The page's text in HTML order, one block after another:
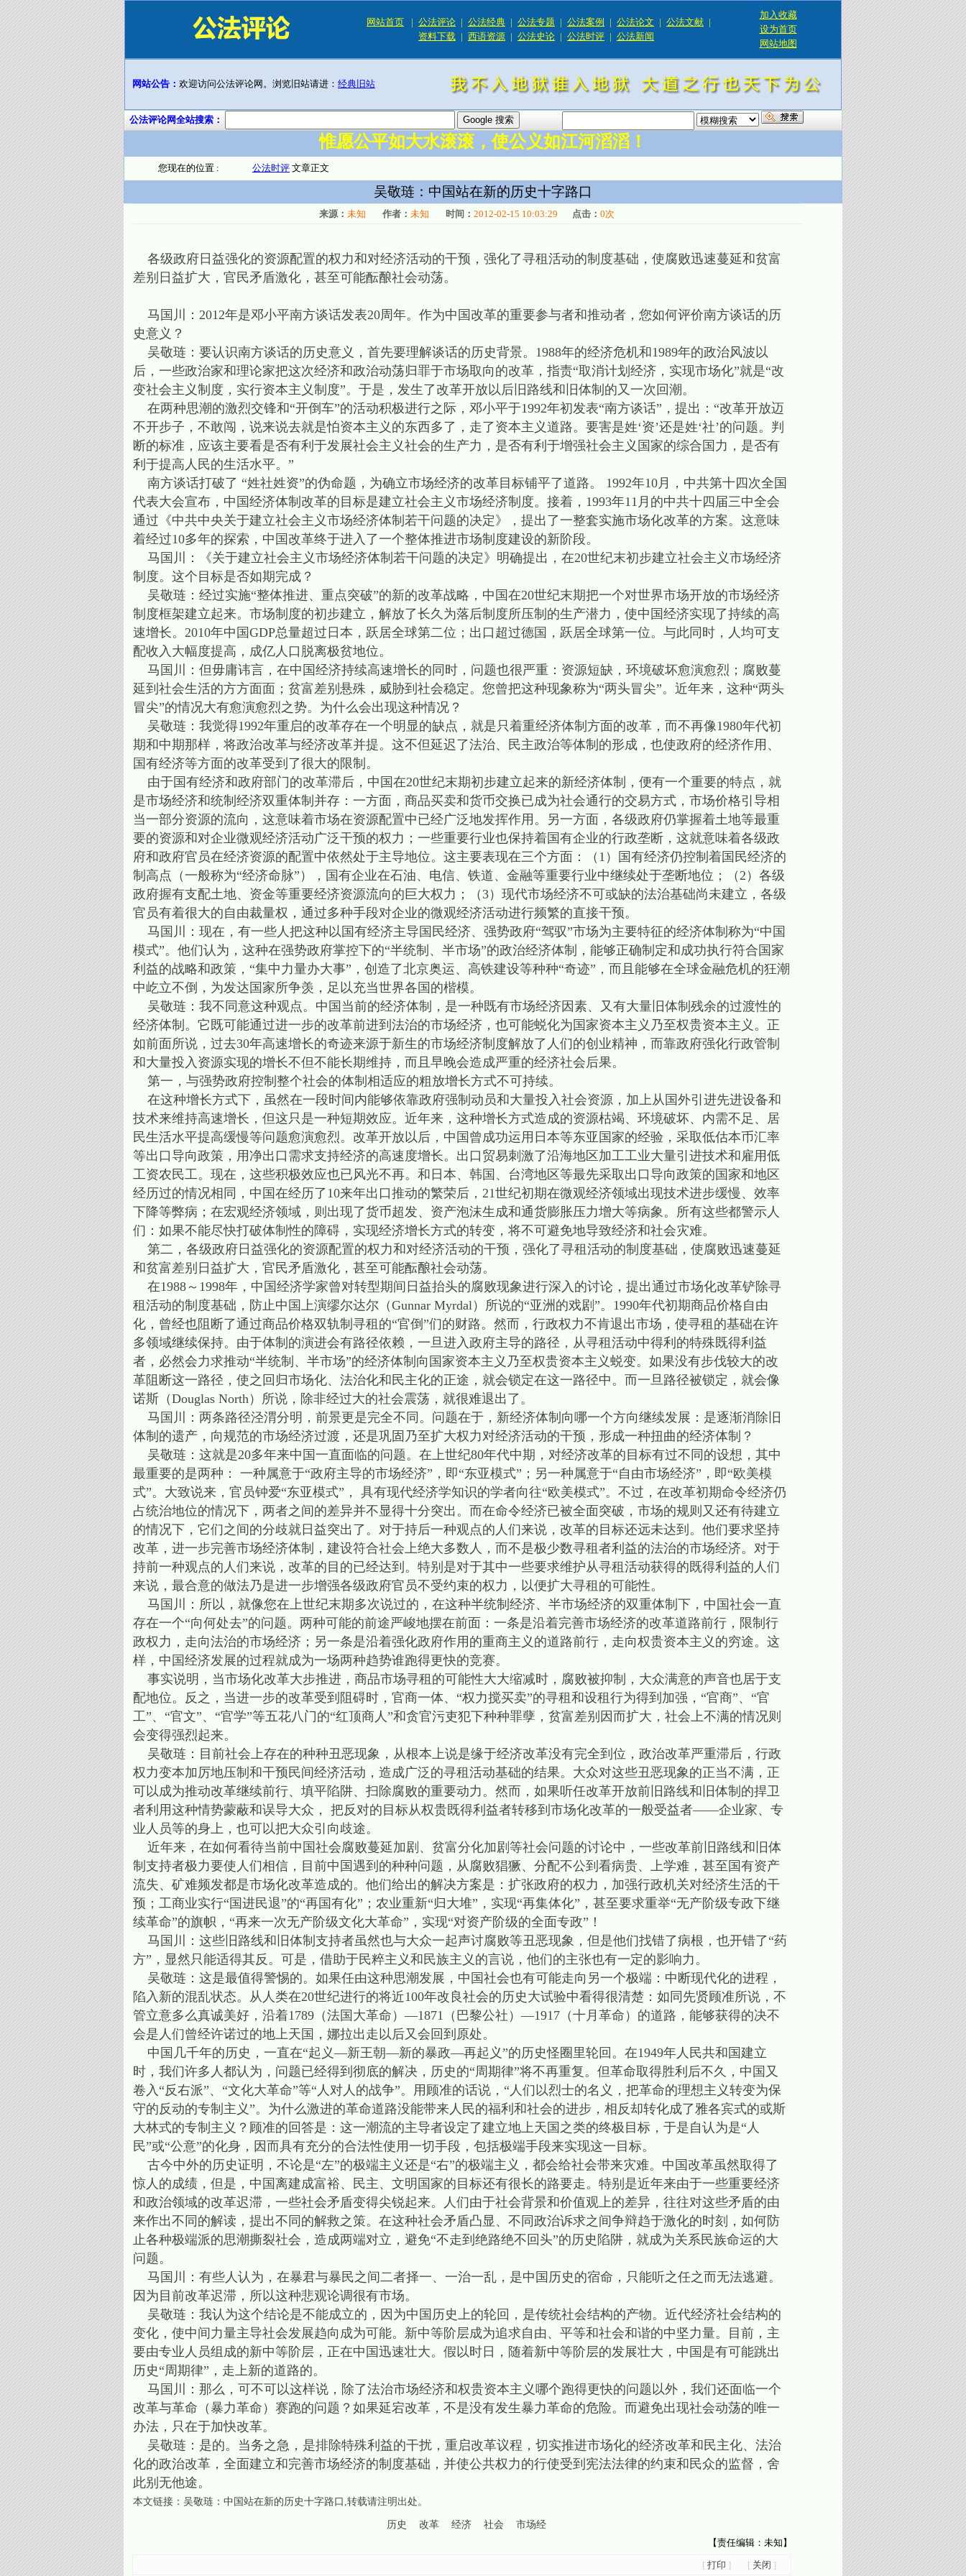
网站首页 | 公法评论 | 公法经典 | 公法专题 | 公法案例 | 公法论文 | 公法文献 |
资料下载 | 西语资源 | 公法史论 | 公法时评 | 公法新闻
加入收藏
设为首页
网站地图
网站公告： 欢迎访问公法评论网。浏览旧站请进： 经典旧站
公法评论网全站搜索：
惟愿公平如大水滚滚，使公义如江河滔滔！
您现在的位置 : 公法时评 文章正文
吴敬琏：中国站在新的历史十字路口
来源： 未知 作者： 未知 时间： 2012-02-15 10:03:29 点击： 0次
各级政府日益强化的资源配置的权力和对经济活动的干预，强化了寻租活动的制度基础，使腐败迅速蔓延和贫富
差别日益扩大，官民矛盾激化，甚至可能酝酿社会动荡。
马国川：2012年是邓小平南方谈话发表20周年。作为中国改革的重要参与者和推动者，您如何评价南方谈话的历
史意义？
吴敬琏：要认识南方谈话的历史意义，首先要理解谈话的历史背景。1988年的经济危机和1989年的政治风波以
后，一些政治家和理论家把这次经济和政治动荡归罪于市场取向的改革，指责“取消计划经济，实现市场化”就是“改
变社会主义制度，实行资本主义制度”。于是，发生了改革开放以后旧路线和旧体制的又一次回潮。
在两种思潮的激烈交锋和“开倒车”的活动积极进行之际，邓小平于1992年初发表“南方谈话”，提出：“改革开放迈
不开步子，不敢闯，说来说去就是怕资本主义的东西多了，走了资本主义道路。要害是姓‘资’还是姓‘社’的问题。判
断的标准，应该主要看是否有利于发展社会主义社会的生产力，是否有利于增强社会主义国家的综合国力，是否有
利于提高人民的生活水平。”
南方谈话打破了 “姓社姓资”的伪命题，为确立市场经济的改革目标铺平了道路。 1992年10月，中共第十四次全国
代表大会宣布，中国经济体制改革的目标是建立社会主义市场经济制度。接着，1993年11月的中共十四届三中全会
通过《中共中央关于建立社会主义市场经济体制若干问题的决定》，提出了一整套实施市场化改革的方案。这意味
着经过10多年的探索，中国改革终于进入了一个整体推进市场制度建设的新阶段。
马国川：《关于建立社会主义市场经济体制若干问题的决定》明确提出，在20世纪末初步建立社会主义市场经济
制度。这个目标是否如期完成？
吴敬琏：经过实施“整体推进、重点突破”的新的改革战略，中国在20世纪末期把一个对世界市场开放的市场经济
制度框架建立起来。市场制度的初步建立，解放了长久为落后制度所压制的生产潜力，使中国经济实现了持续的高
速增长。2010年中国GDP总量超过日本，跃居全球第二位；出口超过德国，跃居全球第一位。与此同时，人均可支
配收入大幅度提高，成亿人口脱离极贫地位。
马国川：但毋庸讳言，在中国经济持续高速增长的同时，问题也很严重：资源短缺，环境破坏愈演愈烈；腐败蔓
延到社会生活的方方面面；贫富差别悬殊，威胁到社会稳定。您曾把这种现象称为“两头冒尖”。近年来，这种“两头
冒尖”的情况大有愈演愈烈之势。为什么会出现这种情况？
吴敬琏：我觉得1992年重启的改革存在一个明显的缺点，就是只着重经济体制方面的改革，而不再像1980年代初
期和中期那样，将政治改革与经济改革并提。这不但延迟了法治、民主政治等体制的形成，也使政府的经济作用、
国有经济等方面的改革受到了很大的限制。
由于国有经济和政府部门的改革滞后，中国在20世纪末期初步建立起来的新经济体制，便有一个重要的特点，就
是市场经济和统制经济双重体制并存：一方面，商品买卖和货币交换已成为社会通行的交易方式，市场价格引导相
当一部分资源的流向，这意味着市场在资源配置中已经广泛地发挥作用。另一方面，各级政府仍掌握着土地等最重
要的资源和对企业微观经济活动广泛干预的权力；一些重要行业也保持着国有企业的行政垄断，这就意味着各级政
府和政府官员在经济资源的配置中依然处于主导地位。这主要表现在三个方面：（1）国有经济仍控制着国民经济的
制高点（一般称为“经济命脉”），国有企业在石油、电信、铁道、金融等重要行业中继续处于垄断地位；（2）各级
政府握有支配土地、资金等重要经济资源流向的巨大权力；（3）现代市场经济不可或缺的法治基础尚未建立，各级
官员有着很大的自由裁量权，通过多种手段对企业的微观经济活动进行频繁的直接干预。
马国川：现在，有一些人把这种以国有经济主导国民经济、强势政府“驾驭”市场为主要特征的经济体制称为“中国
模式”。他们认为，这种在强势政府掌控下的“半统制、半市场”的政治经济体制，能够正确制定和成功执行符合国家
利益的战略和政策，“集中力量办大事”，创造了北京奥运、高铁建设等种种“奇迹”，而且能够在全球金融危机的狂潮
中屹立不倒，为发达国家所争羡，足以充当世界各国的楷模。
吴敬琏：我不同意这种观点。中国当前的经济体制，是一种既有市场经济因素、又有大量旧体制残余的过渡性的
经济体制。它既可能通过进一步的改革前进到法治的市场经济，也可能蜕化为国家资本主义乃至权贵资本主义。正
如前面所说，过去30年高速增长的奇迹来源于新生的市场经济制度解放了人们的创业精神，而靠政府强化行政管制
和大量投入资源实现的增长不但不能长期维持，而且早晚会造成严重的经济社会后果。
第一，与强势政府控制整个社会的体制相适应的粗放增长方式不可持续。
在这种增长方式下，虽然在一段时间内能够依靠政府强制动员和大量投入社会资源，加上从国外引进先进设备和
技术来维持高速增长，但这只是一种短期效应。近年来，这种增长方式造成的资源枯竭、环境破坏、内需不足、居
民生活水平提高缓慢等问题愈演愈烈。改革开放以后，中国曾成功运用日本等东亚国家的经验，采取低估本币汇率
等出口导向政策，用净出口需求支持经济的高速度增长。出口贸易刺激了沿海地区加工工业大量引进技术和雇用低
工资农民工。现在，这些积极效应也已风光不再。和日本、韩国、台湾地区等最先采取出口导向政策的国家和地区
经历过的情况相同，中国在经历了10来年出口推动的繁荣后，21世纪初期在微观经济领域出现技术进步缓慢、效率
下降等弊病；在宏观经济领域，则出现了货币超发、资产泡沫生成和通货膨胀压力增大等病象。所有这些都警示人
们：如果不能尽快打破体制性的障碍，实现经济增长方式的转变，将不可避免地导致经济和社会灾难。
第二，各级政府日益强化的资源配置的权力和对经济活动的干预，强化了寻租活动的制度基础，使腐败迅速蔓延
和贫富差别日益扩大，官民矛盾激化，甚至可能酝酿社会动荡。
在1988～1998年，中国经济学家曾对转型期间日益抬头的腐败现象进行深入的讨论，提出通过市场化改革铲除寻
租活动的制度基础，防止中国上演缪尔达尔（Gunnar Myrdal）所说的“亚洲的戏剧”。1990年代初期商品价格自由
化，曾经也阻断了通过商品价格双轨制寻租的“官倒”们的财路。然而，行政权力不肯退出市场，使寻租的基础在许
多领域继续保持。由于体制的演进会有路径依赖，一旦进入政府主导的路径，从寻租活动中得利的特殊既得利益
者，必然会力求推动“半统制、半市场”的经济体制向国家资本主义乃至权贵资本主义蜕变。如果没有步伐较大的改
革阻断这一路径，使之回归市场化、法治化和民主化的正途，就会锁定在这一路径中。而一旦路径被锁定，就会像
诺斯（Douglas North）所说，除非经过大的社会震荡，就很难退出了。
马国川：两条路径泾渭分明，前景更是完全不同。问题在于，新经济体制向哪一个方向继续发展：是逐渐消除旧
体制的遗产，向规范的市场经济过渡，还是巩固乃至扩大权力对经济活动的干预，形成一种扭曲的经济体制？
吴敬琏：这就是20多年来中国一直面临的问题。在上世纪80年代中期，对经济改革的目标有过不同的设想，其中
最重要的是两种： 一种属意于“政府主导的市场经济”，即“东亚模式”；另一种属意于“自由市场经济”，即“欧美模
式”。大致说来，官员钟爱“东亚模式”， 具有现代经济学知识的学者向往“欧美模式”。不过，在改革初期命令经济仍
占统治地位的情况下，两者之间的差异并不显得十分突出。而在命令经济已被全面突破，市场的规则又还有待建立
的情况下，它们之间的分歧就日益突出了。对于持后一种观点的人们来说，改革的目标还远未达到。他们要求坚持
改革，进一步完善市场经济体制，建设符合社会上绝大多数人，而不是极少数寻租者利益的法治的市场经济。对于
持前一种观点的人们来说，改革的目的已经达到。特别是对于其中一些要求维护从寻租活动获得的既得利益的人们
来说，最合意的做法乃是进一步增强各级政府官员不受约束的权力，以便扩大寻租的可能性。
马国川：所以，就像您在上世纪末期多次说过的，在这种半统制经济、半市场经济的双重体制下，中国社会一直
存在一个“向何处去”的问题。两种可能的前途严峻地摆在前面：一条是沿着完善市场经济的改革道路前行，限制行
政权力，走向法治的市场经济；另一条是沿着强化政府作用的重商主义的道路前行，走向权贵资本主义的穷途。这
样，中国经济发展的过程就成为一场两种趋势谁跑得更快的竞赛。
事实说明，当市场化改革大步推进，商品市场寻租的可能性大大缩减时，腐败被抑制，大众满意的声音也居于支
配地位。反之，当进一步的改革受到阻碍时，官商一体、“权力搅买卖”的寻租和设租行为得到加强，“官商”、“官
工”、“官文”、“官学”等五花八门的“红顶商人”和贪官污吏犯下种种罪孽，贫富差别因而扩大，社会上不满的情况则
会变得强烈起来。
吴敬琏：目前社会上存在的种种丑恶现象，从根本上说是缘于经济改革没有完全到位，政治改革严重滞后，行政
权力变本加厉地压制和干预民间经济活动，造成广泛的寻租活动基础的结果。大众对这些丑恶现象的正当不满，正
可以成为推动改革继续前行、填平陷阱、扫除腐败的重要动力。然而，如果听任改革开放前旧路线和旧体制的捍卫
者利用这种情势蒙蔽和误导大众， 把反对的目标从权贵既得利益者转移到市场化改革的一般受益者——企业家、专
业人员等的身上，也可以把大众引向歧途。
近年来，在如何看待当前中国社会腐败蔓延加剧、贫富分化加剧等社会问题的讨论中，一些改革前旧路线和旧体
制支持者极力要使人们相信，目前中国遇到的种种问题，从腐败猖獗、分配不公到看病贵、上学难，甚至国有资产
流失、矿难频发都是市场化改革造成的。他们给出的解决方案是：扩张政府的权力，加强行政机关对经济生活的干
预；工商业实行“国进民退”的“再国有化”；农业重新“归大堆”，实现“再集体化”，甚至要求重举“无产阶级专政下继
续革命”的旗帜，“再来一次无产阶级文化大革命”，实现“对资产阶级的全面专政”！
马国川：这些旧路线和旧体制支持者虽然也与大众一起声讨腐败等丑恶现象，但是他们找错了病根，也开错了“药
方”，显然只能适得其反。可是，借助于民粹主义和民族主义的言说，他们的主张也有一定的影响力。
吴敬琏：这是最值得警惕的。如果任由这种思潮发展，中国社会也有可能走向另一个极端：中断现代化的进程，
陷入新的混乱状态。从人类在20世纪进行的将近100年改良社会的历史大试验中看得很清楚：如同先贤顾准所说，不
管立意多么真诚美好，沿着1789（法国大革命）—1871（巴黎公社）—1917（十月革命）的道路，能够获得的决不
会是人们曾经许诺过的地上天国，娜拉出走以后又会回到原处。
中国几千年的历史，一直在“起义—新王朝—新的暴政—再起义”的历史怪圈里轮回。在1949年人民共和国建立
时，我们许多人都认为，问题已经得到彻底的解决，历史的“周期律”将不再重复。但革命取得胜利后不久，中国又
卷入“反右派”、“文化大革命”等“人对人的战争”。用顾准的话说，“人们以烈士的名义，把革命的理想主义转变为保
守的反动的专制主义”。为什么激进的革命道路没能带来人民的福利和社会的进步，相反却转化成了雅各宾式的或斯
大林式的专制主义？顾准的回答是：这一潮流的主导者设定了建立地上天国之类的终极目标，于是自认为是“人
民”或“公意”的化身，因而具有充分的合法性使用一切手段，包括极端手段来实现这一目标。
古今中外的历史证明，不论是“左”的极端主义还是“右”的极端主义，都会给社会带来灾难。中国改革虽然取得了
惊人的成绩，但是，中国离建成富裕、民主、文明国家的目标还有很长的路要走。特别是近年来由于一些重要经济
和政治领域的改革迟滞，一些社会矛盾变得尖锐起来。人们由于社会背景和价值观上的差异，往往对这些矛盾的由
来作出不同的解读，提出不同的解救之策。在这种社会矛盾凸显、不同政治诉求之间争辩趋于激化的时刻，如何防
止各种极端派的思潮撕裂社会，造成两端对立，避免“不走到绝路绝不回头”的历史陷阱，就成为关系民族命运的大
问题。
马国川：有些人认为，在暴君与暴民之间二者择一、一治一乱，是中国历史的宿命，只能听之任之而无法逃避。
因为目前改革迟滞，所以这种悲观论调很有市场。
吴敬琏：我认为这个结论是不能成立的，因为中国历史上的轮回，是传统社会结构的产物。近代经济社会结构的
变化，使中间力量主导社会发展趋向成为可能。新中等阶层成为追求自由、平等和社会和谐的中坚力量。目前，主
要由专业人员组成的新中等阶层，正在中国迅速壮大。假以时日，随着新中等阶层的发展壮大，中国是有可能跳出
历史“周期律”，走上新的道路的。
马国川：那么，可不可以这样说，除了法治市场经济和权贵资本主义哪个跑得更快的问题以外，我们还面临一个
改革与革命（暴力革命）赛跑的问题？如果延宕改革，不是没有发生暴力革命的危险。而避免出现社会动荡的唯一
办法，只在于加快改革。
吴敬琏：是的。当务之急，是排除特殊利益的干扰，重启改革议程，切实推进市场化的经济改革和民主化、法治
化的政治改革，全面建立和完善市场经济的制度基础，并使公共权力的行使受到宪法法律的约束和民众的监督，舍
此别无他途。
本文链接： 吴敬琏：中国站在新的历史十字路口 ,转载请注明出处。
历史 改革 经济 社会
市场经
【责任编辑：未知】
[ 打印 ] [ 关闭 ]